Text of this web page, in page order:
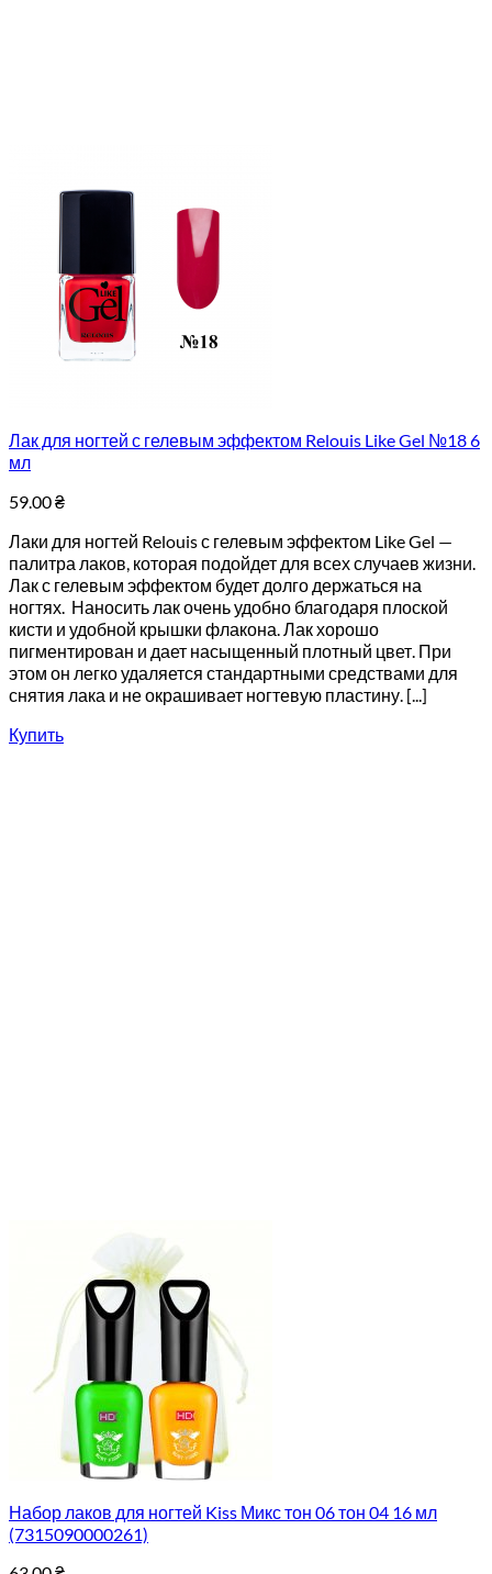
Лак для ногтей с гелевым эффектом Relouis Like Gel №18 6
мл
59.00₴
Лаки для ногтей Relouis с гелевым эффектом Like Gel —
палитра лаков, которая подойдет для всех случаев жизни.
Лак с гелевым эффектом будет долго держаться на
ногтях. Наносить лак очень удобно благодаря плоской
кисти и удобной крышки флакона. Лак хорошо
пигментирован и дает насыщенный плотный цвет. При
этом он легко удаляется стандартными средствами для
снятия лака и не окрашивает ногтевую пластину. [...]
Купить
Набор лаков для ногтей Kiss Микс тон 06 тон 04 16 мл
(7315090000261)